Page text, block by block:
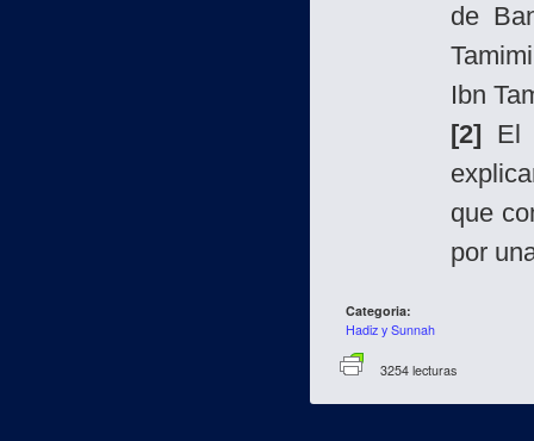
de
Ibn
[2] El
que
por
Categoria:
Hadiz y Sunnah
3254 lecturas